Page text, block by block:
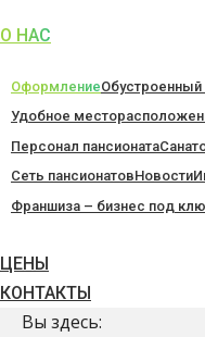
О НАС
Оформление
Удобное
Персонал пансионата
Сеть пансионатовНовости
Франшиза – бизнес под
ЦЕНЫ
КОНТАКТЫ
Вы здесь: